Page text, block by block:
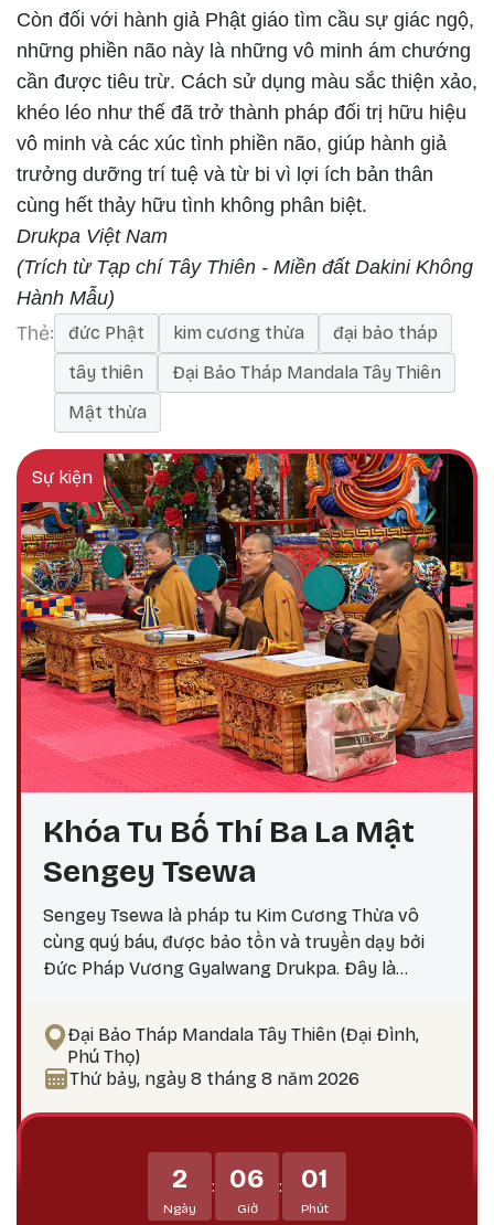
Còn đối với hành giả Phật giáo tìm cầu sự giác ngộ,
những phiền não này là những vô minh ám chướng
cần được tiêu trừ. Cách sử dụng màu sắc thiện xảo,
khéo léo như thế đã trở thành pháp đối trị hữu hiệu
vô minh và các xúc tình phiền não, giúp hành giả
trưởng dưỡng trí tuệ và từ bi vì lợi ích bản thân
cùng hết thảy hữu tình không phân biệt.
Drukpa Việt Nam
(Trích từ Tạp chí Tây Thiên - Miền đất Dakini Không
Hành Mẫu)
Thẻ đức Phật kim cương thừa
đại bảo tháp
tây thiên
Đại Bảo Tháp Mandala Tây Thiên
Mật thừa
Sự kiện
Khóa Tu Bố Thí Ba La Mật
Sengey Tsewa
Sengey Tsewa là pháp tu Kim Cương Thừa vô
cùng quý báu, được bảo tồn và truyền dạy bởi
Đức Pháp Vương Gyalwang Drukpa. Đây là
phiền não bám chấp khổ đau Tích lũy công đức,
hướng tới giác ngộ Tại sao nên thực hành vào
ngày 25? Theo lịch Kim Cương Thừa, ngày 25 là
Phật Bản Tôn Mẫu Tính.
Đại Bảo Tháp Mandala Tây Thiên (Đại Đình,
Phú Thọ)
Thứ bảy, ngày 8 tháng 8 năm 2026
2
Ngày
: 06
Giờ
: 01
Phút